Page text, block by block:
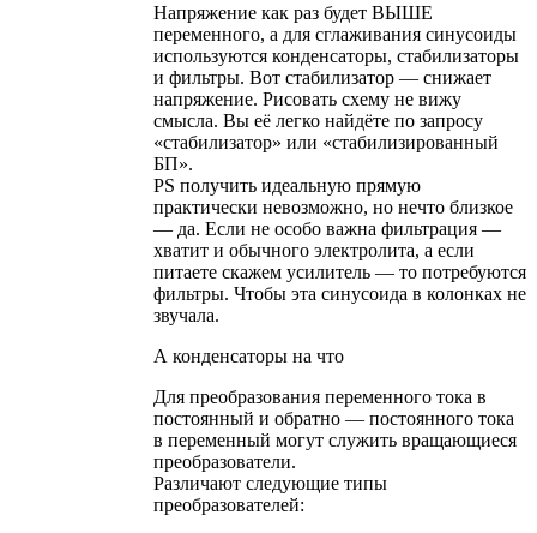
Напряжение как раз будет ВЫШЕ
переменного, а для сглаживания синусоиды
используются конденсаторы, стабилизаторы
и фильтры. Вот стабилизатор — снижает
напряжение. Рисовать схему не вижу
смысла. Вы её легко найдёте по запросу
«стабилизатор» или «стабилизированный
БП».
PS получить идеальную прямую
практически невозможно, но нечто близкое
— да. Если не особо важна фильтрация —
хватит и обычного электролита, а если
питаете скажем усилитель — то потребуются
фильтры. Чтобы эта синусоида в колонках не
звучала.
А конденсаторы на что
Для преобразования переменного тока в
постоянный и обратно — постоянного тока
в переменный могут служить вращающиеся
преобразователи.
Различают следующие типы
преобразователей: